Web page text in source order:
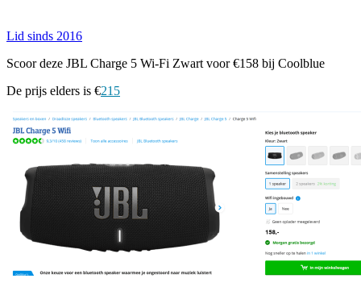
Lid sinds 2016
Scoor deze JBL Charge 5 Wi-Fi Zwart voor €158 bij Coolblue
De prijs elders is €215